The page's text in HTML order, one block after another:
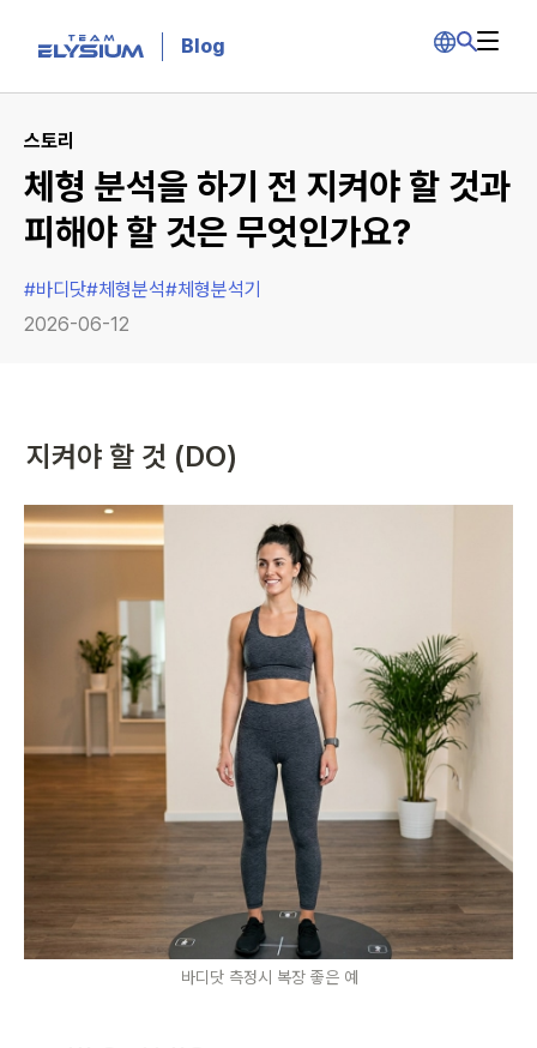
Blog
스토리
체형 분석을 하기 전 지켜야 할 것과
피해야 할 것은 무엇인가요?
#바디닷#체형분석#체형분석기
2026-06-12
지켜야 할 것 (DO)
바디닷 측정시 복장 좋은 예